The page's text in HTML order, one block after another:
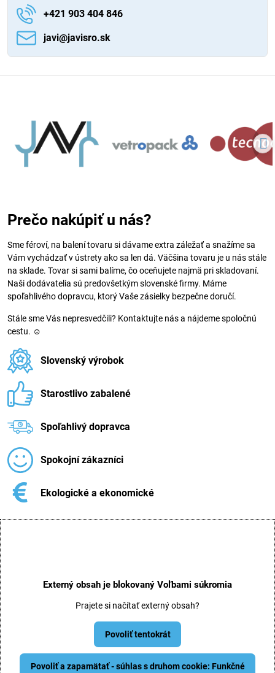
+421 903 404 846
javi​@javisro​.sk
Prečo nakúpiť u nás?
Sme féroví, na balení tovaru si dávame extra záležať a snažíme sa
Vám vychádzať v ústrety ako sa len dá. Väčšina tovaru je u nás stále
na sklade. Tovar si sami balíme, čo oceňujete najmä pri skladovaní.
Naši dodávatelia sú predovšetkým slovenské firmy. Máme
spoľahlivého dopravcu, ktorý Vaše zásielky bezpečne doručí.
Stále sme Vás nepresvedčili? Kontaktujte nás a nájdeme spoločnú
cestu. ☺
Slovenský výrobok
Starostlivo zabalené
Spoľahlivý dopravca
Spokojní zákazníci
Ekologické a ekonomické
Externý obsah je blokovaný Voľbami súkromia
Prajete si načítať externý obsah?
Povoliť tentokrát
Povoliť a zapamätať - súhlas s druhom cookie: Funkčné